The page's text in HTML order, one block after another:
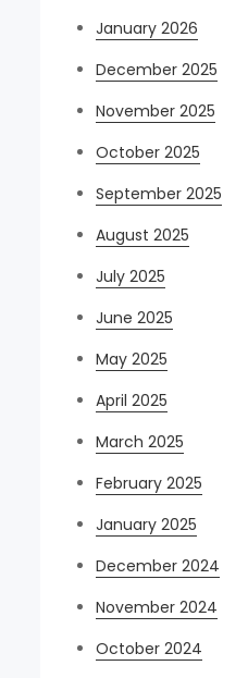
January 2026
December 2025
November 2025
October 2025
September 2025
August 2025
July 2025
June 2025
May 2025
April 2025
March 2025
February 2025
January 2025
December 2024
November 2024
October 2024